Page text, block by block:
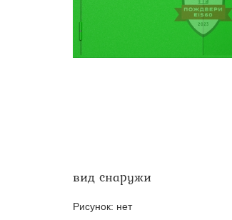
вид снаружи
Рисунок: нет